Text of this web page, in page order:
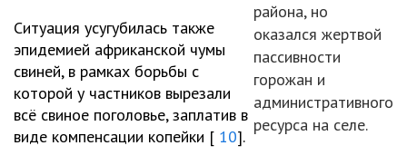
района, но
оказался жертвой
пассивности
горожан и
административного
ресурса на селе.
Ситуация усугубилась также
эпидемией африканской чумы
свиней, в рамках борьбы с
которой у частников вырезали
всё свиное поголовье, заплатив в
виде компенсации копейки [ 10].